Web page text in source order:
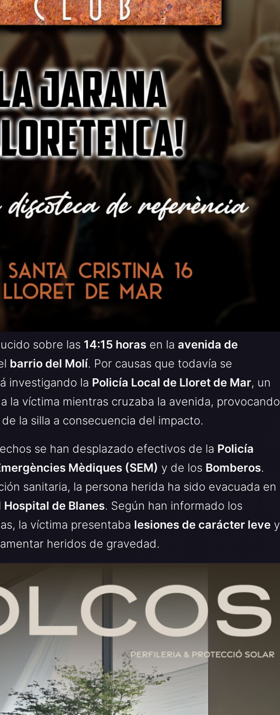
sobre las 14:15 horas en la avenida de
barrio del Molí. Por causas que todavía se
investigando la Policía Local de Lloret de Mar, un
la víctima mientras cruzaba la avenida, provocando
la silla a consecuencia del impacto.
se han desplazado efectivos de la Policía
Mèdiques (SEM) y de los Bomberos.
sanitaria, la persona herida ha sido evacuada en
Hospital de Blanes. Según han informado los
la víctima presentaba lesiones de carácter leve y
heridos de gravedad.